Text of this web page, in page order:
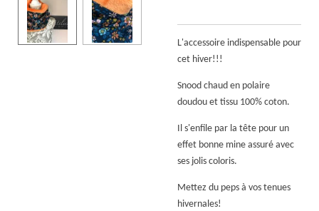
L'accessoire indispensable pour
cet hiver!!!
Snood chaud en polaire
doudou et tissu 100% coton.
Il s'enfile par la tête pour un
effet bonne mine assuré avec
ses jolis coloris.
Mettez du peps à vos tenues
hivernales!